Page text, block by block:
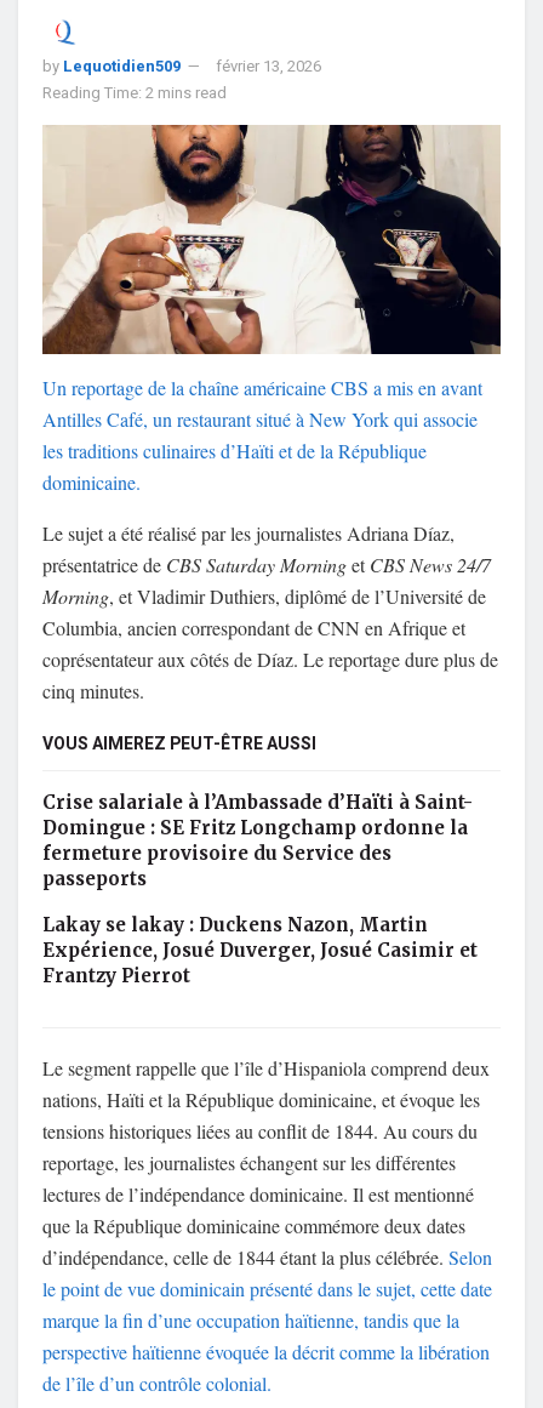
by Lequotidien509
février 13, 2026
Reading Time: 2 mins read
Un reportage de la chaîne américaineCBS a mis en avant
Antilles Café, un restaurant situé à New York qui associe
les traditions culinaires d’Haïti et de la République
dominicaine.
Le sujet a été réalisé par les journalistes Adriana Díaz,
présentatrice de CBS Saturday MorningetCBS News 24/7
Morning, etVladimir Duthiers, diplômé de l’Université de
Columbia, ancien correspondant de CNN en Afrique et
coprésentateur aux côtés de Díaz. Le reportage dure plus de
cinq minutes.
VOUS AIMEREZ PEUT-ÊTRE AUSSI
Crise salariale à l’Ambassade d’Haïti à Saint-
Domingue : SE Fritz Longchamp ordonne la
fermeture provisoire du Service des
passeports
Lakay se lakay : Duckens Nazon, Martin
Expérience, Josué Duverger, Josué Casimir et
Frantzy Pierrot
Le segment rappelle que l’île d’Hispaniola comprend deux
nations, Haïti et la République dominicaine, et évoque les
tensions historiques liées au conflit de 1844. Au cours du
reportage, les journalistes échangent sur les différentes
lectures de l’indépendance dominicaine. Il est mentionné
que la République dominicaine commémore deux dates
d’indépendance, celle de 1844 étant la plus célébrée. Selon
le point de vue dominicain présenté dans le sujet, cette date
marque la fin d’une occupation haïtienne, tandis que la
perspective haïtienne évoquée la décrit comme la libération
de l’île d’un contrôle colonial.